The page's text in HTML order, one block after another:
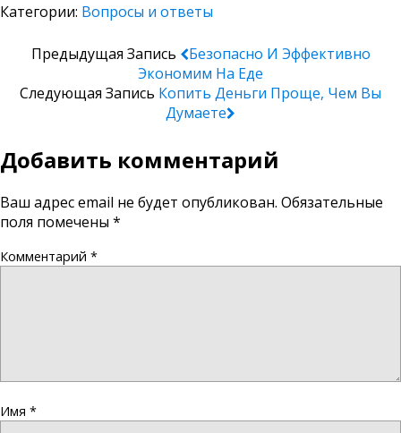
Категории: Вопросы и ответы
Предыдущая Запись
Безопасно И Эффективно
Экономим На Еде
Следующая Запись Копить Деньги Проще, Чем Вы
Думаете
Добавить комментарий
Ваш адрес email не будет опубликован. Обязательные
поля помечены *
Комментарий *
Имя *